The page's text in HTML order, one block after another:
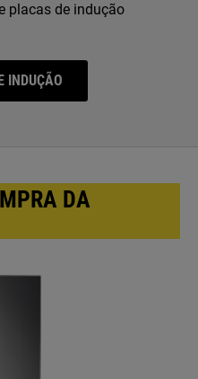
placas de indução
INDUÇÃO
DA